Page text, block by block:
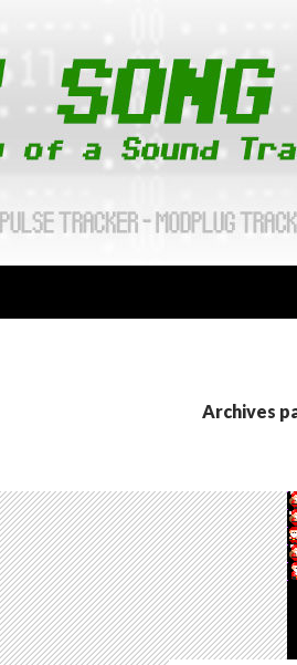
Archives